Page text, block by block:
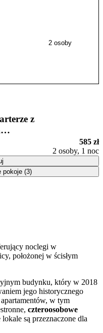
noclegi w
położonej w ścisłym
budynku, który w 2018
jego historycznego
w tym
czteroosobowe
są przeznaczone dla
2 osoby
z
585 zł
2 osoby, 1 noc
pokoje (3)